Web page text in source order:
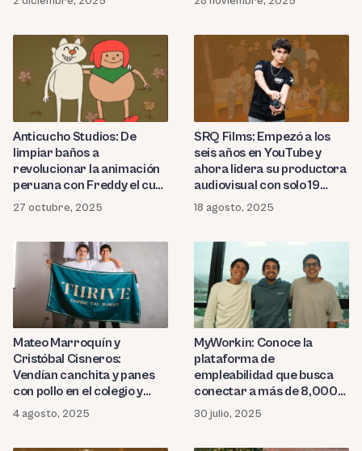
Anticucho Studios: De
limpiar baños a
revolucionar la animación
peruana con Freddy el cuy
interdimensional
27 octubre, 2025
SRQ Films: Empezó a los
seis años en YouTube y
ahora lidera su productora
audiovisual con solo 19
años
18 agosto, 2025
Mateo Marroquín y
Cristóbal Cisneros:
Vendían canchita y panes
con pollo en el colegio y
ahora tienen una marca de
ropa urbana en Perú
4 agosto, 2025
MyWorkin: Conoce la
plataforma de
empleabilidad que busca
conectar a más de 8,000
estudiantes con su primer
trabajo
30 julio, 2025